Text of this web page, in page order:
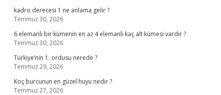
kadro derecesi 1 ne anlama gelir ?
Temmuz 30, 2026
6 elemanlı bir kümenin en az 4 elemanlı kaç alt kümesi vardır ?
Temmuz 30, 2026
Türkiye’nin 1. ordusu nerede ?
Temmuz 29, 2026
Koç burcunun en güzel huyu nedir ?
Temmuz 27, 2026